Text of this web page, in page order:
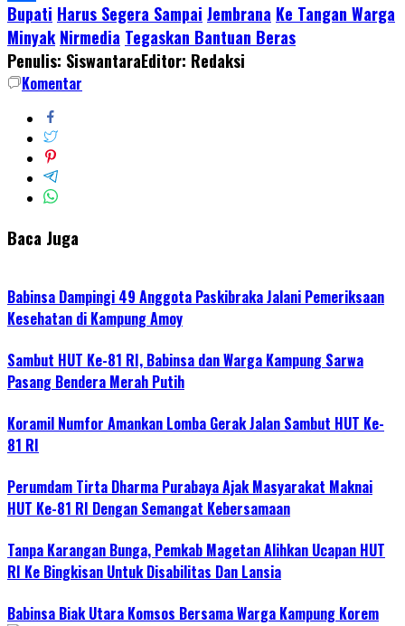
Share
Bupati Harus Segera Sampai Jembrana Ke Tangan Warga
Minyak Nirmedia Tegaskan Bantuan Beras
Penulis: SiswantaraEditor: Redaksi
Komentar
Baca Juga
Babinsa Dampingi 49 Anggota Paskibraka Jalani Pemeriksaan
Kesehatan di Kampung Amoy
Sambut HUT Ke-81 RI, Babinsa dan Warga Kampung Sarwa
Pasang Bendera Merah Putih
Koramil Numfor Amankan Lomba Gerak Jalan Sambut HUT Ke-
81 RI
Perumdam Tirta Dharma Purabaya Ajak Masyarakat Maknai
HUT Ke-81 RI Dengan Semangat Kebersamaan
Tanpa Karangan Bunga, Pemkab Magetan Alihkan Ucapan HUT
RI Ke Bingkisan Untuk Disabilitas Dan Lansia
Babinsa Biak Utara Komsos Bersama Warga Kampung Korem